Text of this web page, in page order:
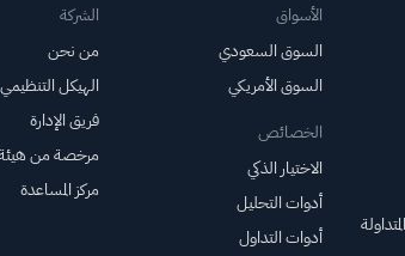
الأسواق
السوق السعودي
السوق الأمريكي
الخصائص
الاختيار الذكي
أدوات التحليل
أدوات التداول
الشركة
من نحن
الهيكل التنظيمي
فريق الإدارة
مرخصة من هيئة
مركز المساعدة